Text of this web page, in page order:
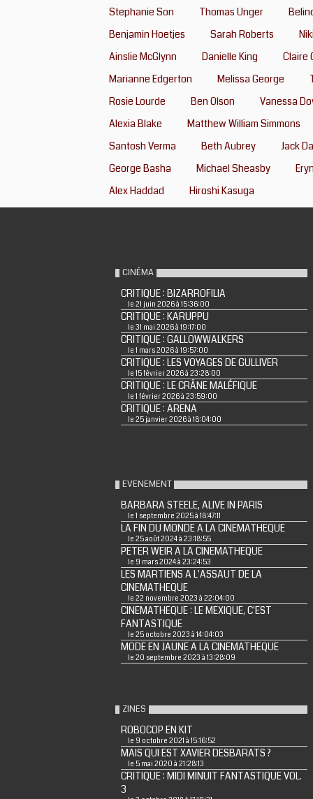
Stephanie Son
Thomas Unger
Benjamin Hoetjes
Sarah Roberts
Ainslie McGlynn
Danielle King
Claire
Marianne Edgerton
Melissa George
Rosie Lourde
Ben Olson
Vanessa
Alexia Blake
Matthew William Simmons
Santosh Verma
Beth Aubrey
Jack
George Basha
Michael Sheasby
Alex Haddad
Hiroshi Kasuga
CINÉMA
CRITIQUE : BIZARROFILIA
le 21 juin 2026 à 15:36:00
CRITIQUE : KARUPPU
le 31 mai 2026 à 19:17:00
CRITIQUE : GALLOWWALKERS
le 1 mars 2026 à 19:57:00
CRITIQUE : LES VOYAGES DE GULLIVER
le 15 février 2026 à 23:28:00
CRITIQUE : LE CRÂNE MALÉFIQUE
le 1 février 2026 à 23:59:00
CRITIQUE : ARENA
le 25 janvier 2026 à 18:04:00
EVENEMENT
BARBARA STEELE, ALIVE IN PARIS
le 1 septembre 2025 à 18:47:11
LA FIN DU MONDE A LA CINEMATHEQUE
le 25 août 2024 à 23:18:55
PETER WEIR A LA CINEMATHEQUE
le 9 mars 2024 à 23:24:53
LES MARTIENS A L'ASSAUT DE LA
CINEMATHEQUE
le 22 novembre 2023 à 22:04:00
CINEMATHEQUE : LE MEXIQUE, C'EST
FANTASTIQUE
le 25 octobre 2023 à 14:04:03
MODE EN JAUNE A LA CINEMATHEQUE
le 20 septembre 2023 à 13:28:09
ZINES
ROBOCOP EN KIT
le 9 octobre 2021 à 15:16:52
MAIS QUI EST XAVIER DESBARATS ?
le 5 mai 2020 à 21:28:13
CRITIQUE : MIDI MINUIT FANTASTIQUE VOL.
3